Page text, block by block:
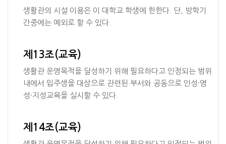
생활관의 시설 이용은 이 대학교 학생에 한한다. 단, 방학기
간중에는 예외로 할 수 있다.
제13조(교육)
생활관 운영목적을 달성하기 위해 필요하다고 인정되는 범위
내에서 입주생을 대상으로 관련된 부서와 공동으로 인성·영
성·지성교육을 실시할 수 있다.
제14조(교육)